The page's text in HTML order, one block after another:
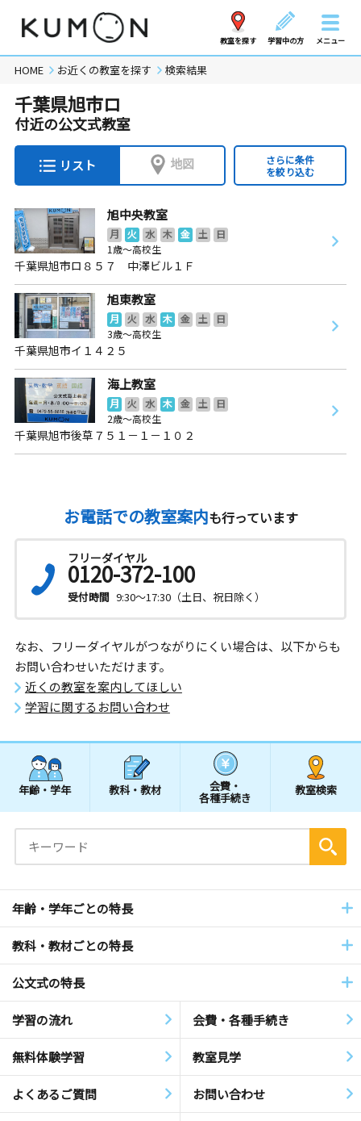
教室を探す 学習中の方 メニュー
HOME お近くの教室を探す 検索結果
千葉県旭市ロ
付近の公文式教室
リスト 地図
さらに条件
を絞り込む
旭中央教室
月 火 水 木 金 土
日
1歳～高校生
千葉県旭市ロ８５７ 中澤ビル１Ｆ
旭東教室
月 火 水 木 金 土
日
3歳～高校生
千葉県旭市イ１４２５
海上教室
月 火 水 木 金 土
日
2歳～高校生
千葉県旭市後草７５１－１－１０２
お電話での教室案内も行っています
フリーダイヤル
0120-372-100
受付時間 9:30～17:30（土日、祝日除く）
なお、フリーダイヤルがつながりにくい場合は、以下からも
お問い合わせいただけます。
近くの教室を案内してほしい
学習に関するお問い合わせ
年齢・学年 教科・教材 会費・
各種手続き
教室検索
年齢・学年ごとの特長
教科・教材ごとの特長
公文式の特長
学習の流れ 会費・各種手続き
無料体験学習 教室見学
よくあるご質問 お問い合わせ